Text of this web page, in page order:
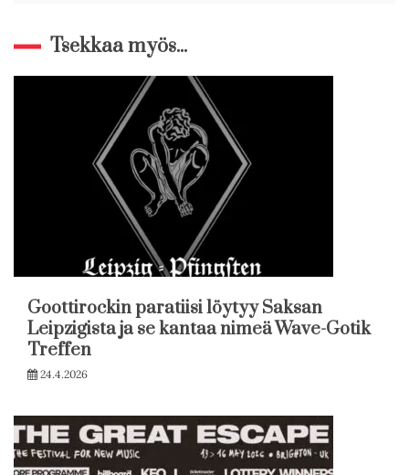
Tsekkaa myös...
Goottirockin paratiisi löytyy Saksan
Leipzigista ja se kantaa nimeä Wave-Gotik
Treffen
24.4.2026